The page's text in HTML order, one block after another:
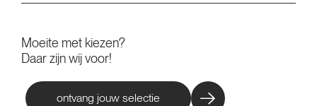
Moeite met kiezen?
Daar zijn wij voor!
ontvang jouw selectie